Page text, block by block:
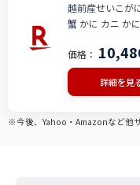
越前産せいこが
蟹 かに カニ か
配 タグ付き か
価格：
詳細を見
※今後、Yahoo・Amazonなど他